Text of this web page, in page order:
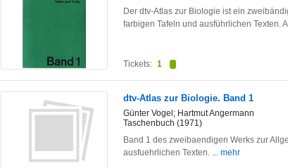
Der dtv-Atlas zur Biologie ist ein
farbigen Tafeln und ausführlichen Texten.
Tickets: 1
dtv-Atlas zur Biologie. Band 1
Günter Vogel; Hartmut Angermann
Taschenbuch (1971)
Band 1 des zweibaendigen Werks zur
ausfuehrlichen Texten. ... mehr